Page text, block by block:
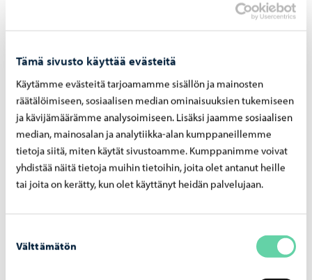
Tämä sivusto käyttää evästeitä
Käytämme evästeitä tarjoamamme sisällön ja mainosten
räätälöimiseen, sosiaalisen median ominaisuuksien tukemiseen
ja kävijämäärämme analysoimiseen. Lisäksi jaamme sosiaalisen
median, mainosalan ja analytiikka-alan kumppaneillemme
tietoja siitä, miten käytät sivustoamme. Kumppanimme voivat
yhdistää näitä tietoja muihin tietoihin, joita olet antanut heille
tai joita on kerätty, kun olet käyttänyt heidän palvelujaan.
valinta
Välttämätön
Fastän skyldigheten om förpackningspåskrift inte berör
att man på förpackade produkter ska ange minst
livsmedlets namn, ämnen och produkter som orsakar
allergier (livsmedelsinformationsförordningen, bilaga II),
mängden innehåll och tillverkningsdag för att
konsumenten ska få tillräcklig information om produkten.
För oförpackade produkter bör anges ämnen och
produkter som orsakar allergier och intoleranser.
Bekanta dig med anvisningarna om tillfällig försäljning
serveringen.